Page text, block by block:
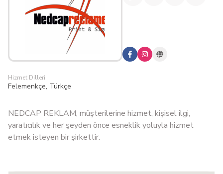
Hizmet Dilleri
Felemenkçe, Türkçe
NEDCAP REKLAM, müşterilerine hizmet, kişisel ilgi,
yaratıcılık ve her şeyden önce esneklik yoluyla hizmet
etmek isteyen bir şirkettir.